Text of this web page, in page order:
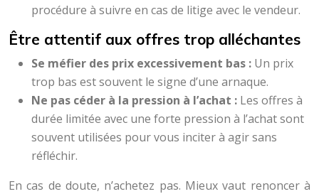
procédure à suivre en cas de litige avec le vendeur.
Être attentif aux offres trop alléchantes
Se méfier des prix excessivement bas : Un prix
trop bas est souvent le signe d’une arnaque.
Ne pas céder à la pression à l’achat : Les offres à
durée limitée avec une forte pression à l’achat sont
souvent utilisées pour vous inciter à agir sans
réfléchir.
En cas de doute, n’achetez pas. Mieux vaut renoncer à